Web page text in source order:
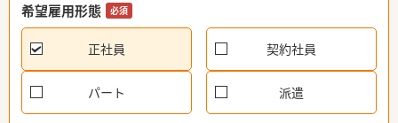
希望雇用形態 必須
正社員 契約社員
パート 派遣